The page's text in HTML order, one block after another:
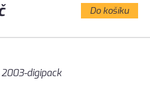
Do košíku
digipack